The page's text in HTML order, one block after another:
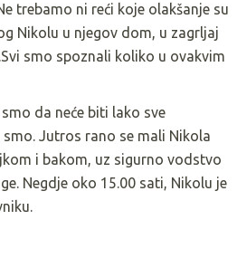
trebamo ni reći koje olakšanje su
Nikolu u njegov dom, u zagrljaj
smo spoznali koliko u ovakvim
da neće biti lako sve
Jutros rano se mali Nikola
i bakom, uz sigurno vodstvo
Negdje oko 15.00 sati, Nikolu je